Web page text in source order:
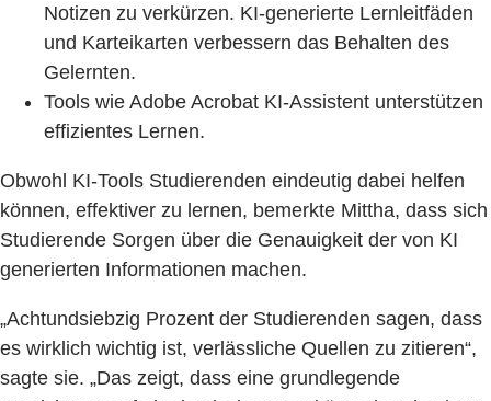
Notizen zu verkürzen. KI-generierte Lernleitfäden
und Karteikarten verbessern das Behalten des
Gelernten.
Tools wie Adobe Acrobat KI-Assistent unterstützen
effizientes Lernen.
Obwohl KI-Tools Studierenden eindeutig dabei helfen
können, effektiver zu lernen, bemerkte Mittha, dass sich
Studierende Sorgen über die Genauigkeit der von KI
generierten Informationen machen.
„Achtundsiebzig Prozent der Studierenden sagen, dass
es wirklich wichtig ist, verlässliche Quellen zu zitieren“,
sagte sie. „Das zeigt, dass eine grundlegende